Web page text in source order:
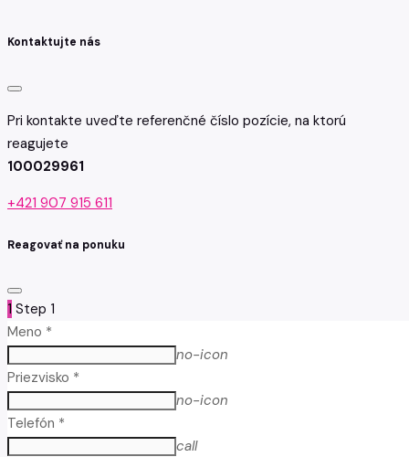
Kontaktujte nás
Pri kontakte uveďte referenčné číslo pozície, na ktorú
reagujete
100029961
+421 907 915 611
Reagovať na ponuku
1 Step 1
Meno *
no-icon
Priezvisko *
no-icon
Telefón *
call